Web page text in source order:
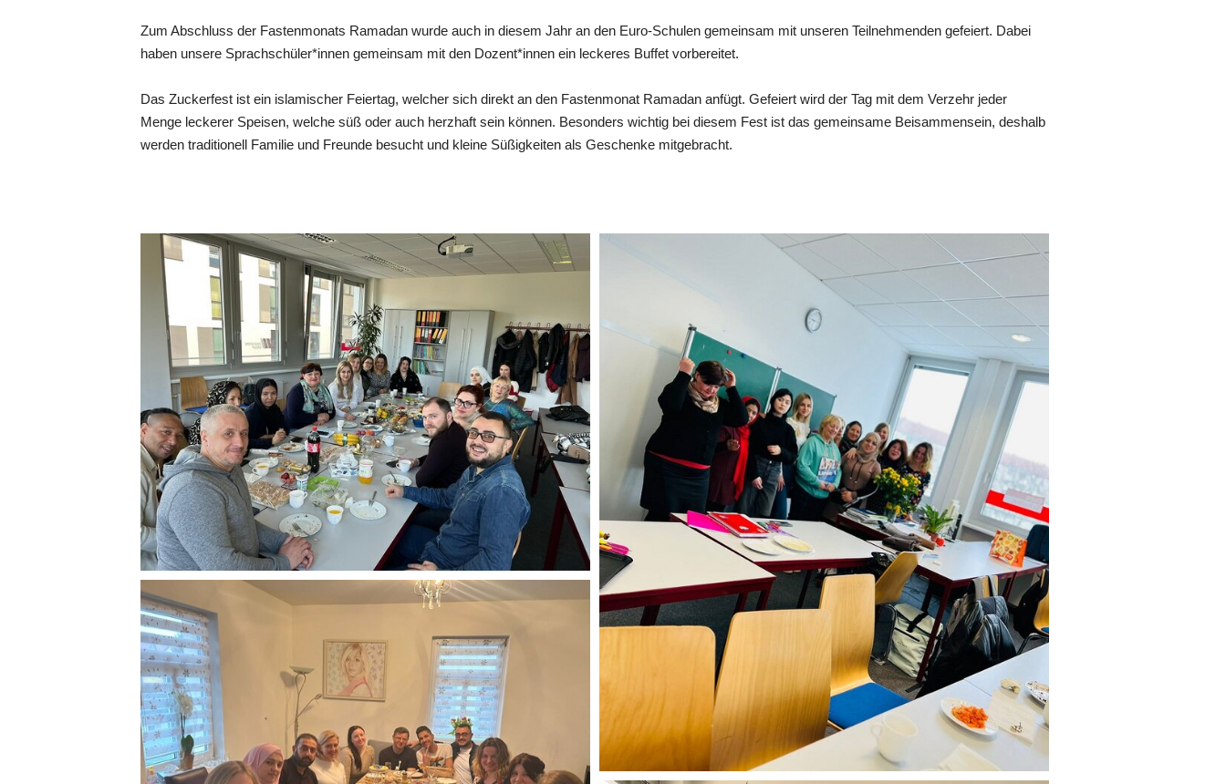
Zum Abschluss der Fastenmonats Ramadan wurde auch in diesem Jahr an den Euro-Schulen gemeinsam mit unseren Teilnehmenden gefeiert. Dabei
haben unsere Sprachschüler*innen gemeinsam mit den Dozent*innen ein leckeres Buffet vorbereitet.
Das Zuckerfest ist ein islamischer Feiertag, welcher sich direkt an den Fastenmonat Ramadan anfügt. Gefeiert wird der Tag mit dem Verzehr jeder
Menge leckerer Speisen, welche süß oder auch herzhaft sein können. Besonders wichtig bei diesem Fest ist das gemeinsame Beisammensein, deshalb
werden traditionell Familie und Freunde besucht und kleine Süßigkeiten als Geschenke mitgebracht.